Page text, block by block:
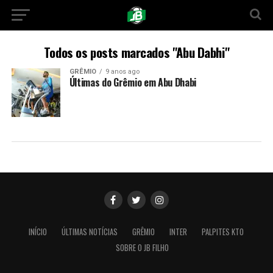
Todos os posts marcados "Abu Dabhi"
GRÊMIO 9 anos ago
Últimas do Grêmio em Abu Dhabi
INÍCIO ÚLTIMAS NOTÍCIAS GRÊMIO INTER
PALPITES KTO
SOBRE O JB FILHO